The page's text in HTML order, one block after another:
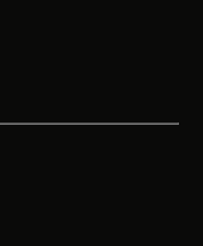
in a new tab
tab